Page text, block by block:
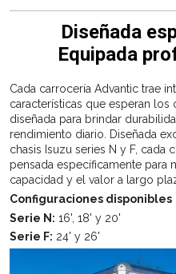
Diseñada
Equipada
Cada carrocería Advantic trae
características que esperan los
diseñada para brindar
rendimiento diario. Diseñada
chasis Isuzu series N y F, cada
pensada específicamente para
capacidad y el valor a largo
Configuraciones disponibles
Serie N: 16', 18' y 20'
Serie F: 24' y 26'